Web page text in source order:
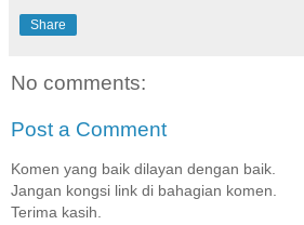
Share
No comments:
Post a Comment
Komen yang baik dilayan dengan baik.
Jangan kongsi link di bahagian komen.
Terima kasih.